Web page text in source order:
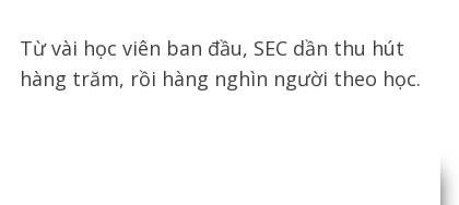
Từ vài học viên ban đầu, SEC dần thu hút
hàng trăm, rồi hàng nghìn người theo học.